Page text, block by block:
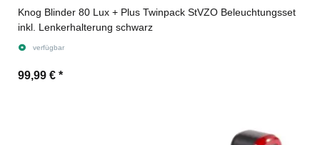
Knog Blinder 80 Lux + Plus Twinpack StVZO Beleuchtungsset
inkl. Lenkerhalterung schwarz
verfügbar
99,99 € *